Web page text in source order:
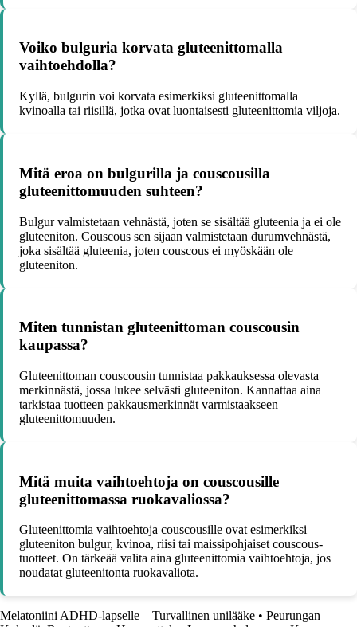
Voiko bulguria korvata gluteenittomalla
vaihtoehdolla?
Kyllä, bulgurin voi korvata esimerkiksi gluteenittomalla
kvinoalla tai riisillä, jotka ovat luontaisesti gluteenittomia viljoja.
Mitä eroa on bulgurilla ja couscousilla
gluteenittomuuden suhteen?
Bulgur valmistetaan vehnästä, joten se sisältää gluteenia ja ei ole
gluteeniton. Couscous sen sijaan valmistetaan durumvehnästä,
joka sisältää gluteenia, joten couscous ei myöskään ole
gluteeniton.
Miten tunnistan gluteenittoman couscousin
kaupassa?
Gluteenittoman couscousin tunnistaa pakkauksessa olevasta
merkinnästä, jossa lukee selvästi gluteeniton. Kannattaa aina
tarkistaa tuotteen pakkausmerkinnät varmistaakseen
gluteenittomuuden.
Mitä muita vaihtoehtoja on couscousille
gluteenittomassa ruokavaliossa?
Gluteenittomia vaihtoehtoja couscousille ovat esimerkiksi
gluteeniton bulgur, kvinoa, riisi tai maissipohjaiset couscous-
tuotteet. On tärkeää valita aina gluteenittomia vaihtoehtoja, jos
noudatat gluteenitonta ruokavaliota.
Melatoniini ADHD-lapselle – Turvallinen unilääke • Peurungan